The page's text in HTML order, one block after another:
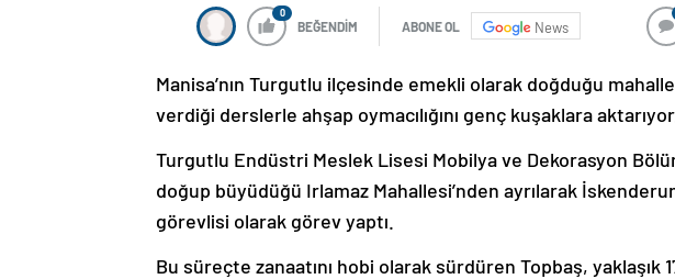
0
BEĞENDİM ABONE OL News
Manisa’nın Turgutlu ilçesinde emekli olarak doğduğu
verdiği derslerle ahşap oymacılığını genç kuşaklara
Turgutlu Endüstri Meslek Lisesi Mobilya ve Dekorasyon
doğup büyüdüğü Irlamaz Mahallesi’nden ayrılarak
görevlisi olarak görev yaptı.
Bu süreçte zanaatını hobi olarak sürdüren Topbaş, yaklaşık